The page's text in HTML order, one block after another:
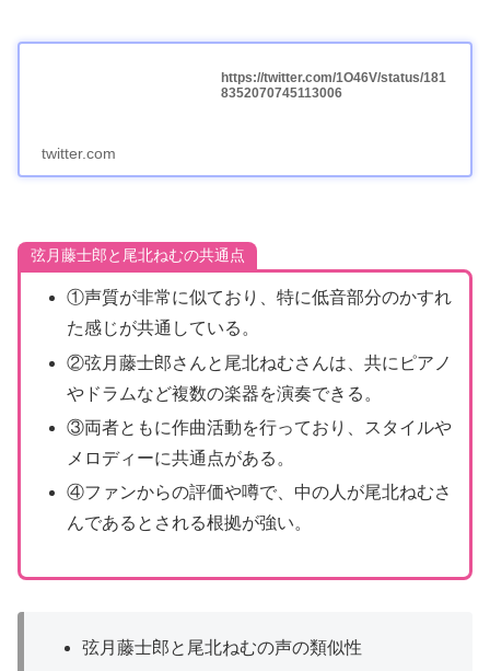
https://twitter.com/1O46V/status/181
8352070745113006
twitter.com
弦月藤士郎と尾北ねむの共通点
①声質が非常に似ており、特に低音部分のかすれ
た感じが共通している。
②弦月藤士郎さんと尾北ねむさんは、共にピアノ
やドラムなど複数の楽器を演奏できる。
③両者ともに作曲活動を行っており、スタイルや
メロディーに共通点がある。
④ファンからの評価や噂で、中の人が尾北ねむさ
んであるとされる根拠が強い。
弦月藤士郎と尾北ねむの声の類似性